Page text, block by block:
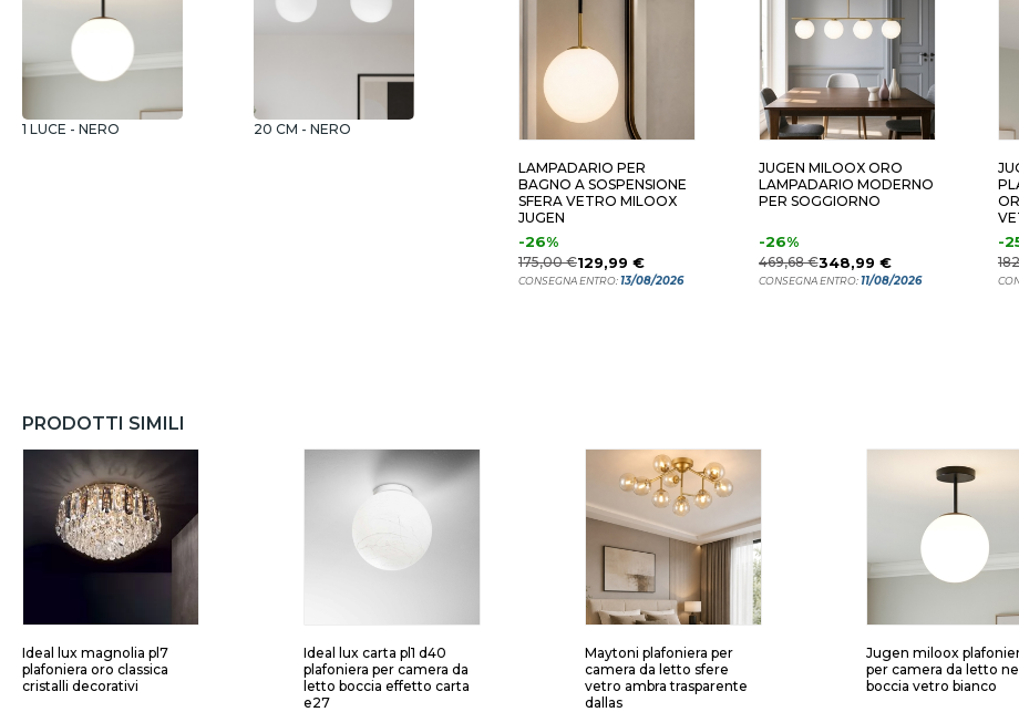
1 LUCE - NERO 20 CM - NERO
LAMPADARIO PER
BAGNO A SOSPENSIONE
SFERA VETRO MILOOX
JUGEN
-26%
175,00 €129,99 €
CONSEGNA ENTRO:13/08/2026
JUGEN MILOOX ORO
LAMPADARIO MODERNO
PER SOGGIORNO
-26%
469,68 €348,99 €
CONSEGNA ENTRO:11/08/2026
-
PRODOTTI SIMILI
Ideal lux magnolia pl7
plafoniera oro classica
cristalli decorativi
Ideal lux carta pl1 d40
plafoniera per camera da
letto boccia effetto carta
e27
Maytoni plafoniera per
camera da letto sfere
vetro ambra trasparente
dallas
Jugen miloox
per camera da letto
boccia vetro bianco